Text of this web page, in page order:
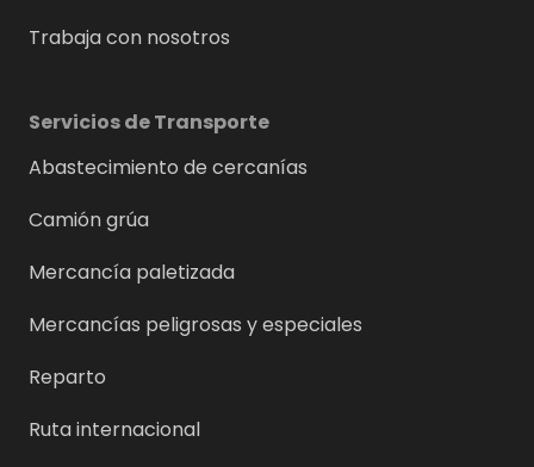
Trabaja con nosotros
Servicios de Transporte
Abastecimiento de cercanías
Camión grúa
Mercancía paletizada
Mercancías peligrosas y especiales
Reparto
Ruta internacional